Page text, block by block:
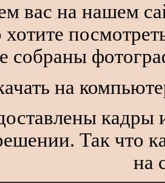
вас на нашем
собраны
на
кадры
Так что
на